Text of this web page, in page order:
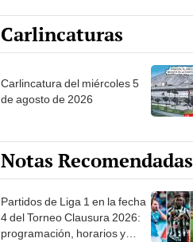
Carlincaturas
Carlincatura del miércoles 5
de agosto de 2026
Notas Recomendadas
Partidos de Liga 1 en la fecha
4 del Torneo Clausura 2026:
programación, horarios y